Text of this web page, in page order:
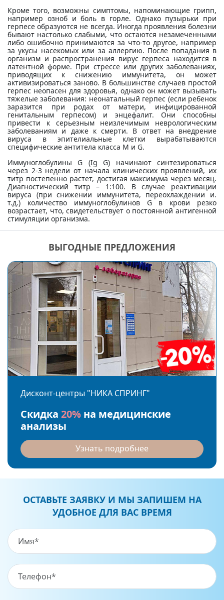
Кроме того, возможны симптомы, напоминающие грипп,
например озноб и боль в горле. Однако пузырьки при
герпесе образуются не всегда. Иногда проявления болезни
бывают настолько слабыми, что остаются незамеченными
либо ошибочно принимаются за что-то другое, например
за укусы насекомых или за аллергию. После попадания в
организм и распространения вирус герпеса находится в
латентной форме. При стрессе или других заболеваниях,
приводящих к снижению иммунитета, он может
активизироваться заново. В большинстве случаев простой
герпес неопасен для здоровья, однако он может вызывать
тяжелые заболевания: неонатальный герпес (если ребенок
заразится при родах от матери, инфицированной
генитальным герпесом) и энцефалит. Они способны
привести к серьезным неизлечимым неврологическим
заболеваниям и даже к смерти. В ответ на внедрение
вируса в эпителиальные клетки вырабатываются
специфические антитела класса М и G.
Иммуноглобулины G (Ig G) начинают синтезироваться
через 2-3 недели от начала клинических проявлений, их
титр постепенно растет, достигая максимума через месяц.
Диагностический титр – 1:100. В случае реактивации
вируса (при снижении иммунитета, переохлаждении и.
т.д.) количество иммуноглобулинов G в крови резко
возрастает, что, свидетельствует о постоянной антигенной
стимуляции организма.
ВЫГОДНЫЕ ПРЕДЛОЖЕНИЯ
Дисконт-центры "НИКА СПРИНГ"
Скидка 20% на медицинские
анализы
Узнать подробнее
ОСТАВЬТЕ ЗАЯВКУ И МЫ ЗАПИШЕМ НА
УДОБНОЕ ДЛЯ ВАС ВРЕМЯ